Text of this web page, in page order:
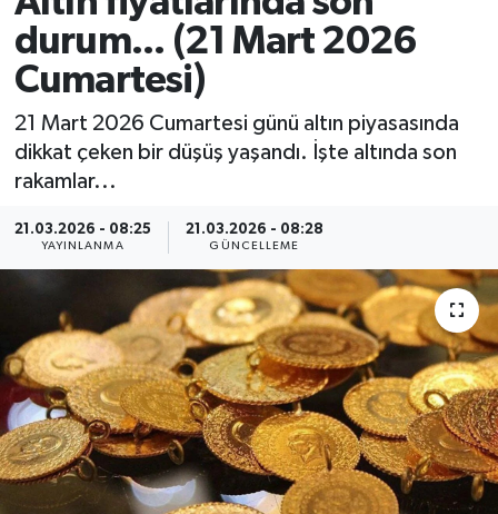
durum... (21 Mart 2026
Cumartesi)
21 Mart 2026 Cumartesi günü altın piyasasında
dikkat çeken bir düşüş yaşandı. İşte altında son
rakamlar...
21.03.2026 - 08:25
YAYINLANMA
21.03.2026 - 08:28
GÜNCELLEME
Kültür & Sanat
Magazin
Sağlık
Siyaset
Spor
Trafik Durumu
Süper Lig Puan Durumu ve Fikstür
Tüm Manşetler
Haber Arşivi